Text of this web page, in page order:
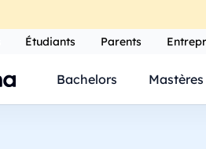
Étudiants Parents
Bachelors Mastères